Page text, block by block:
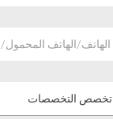
الهاتف/الهاتف المحمول/
تخصص التخصصات